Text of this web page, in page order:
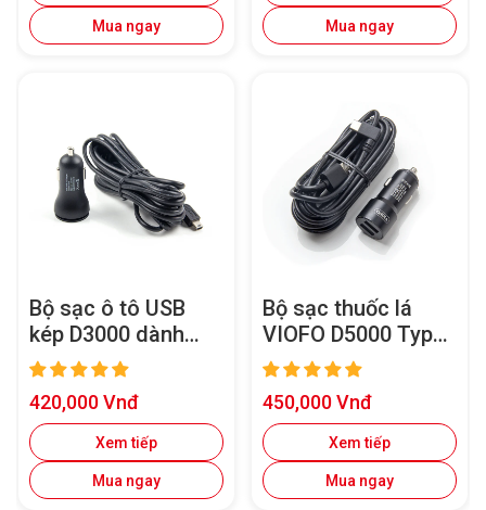
Mua ngay Mua ngay
Bộ sạc ô tô USB
kép D3000 dành
cho A129 Pro /
A129 Pro Duo và
A129 Plus / A129
Plus Duo
Giá
bán
420,000 Vnđ
Xem tiếp
Mua ngay
Bộ sạc thuốc lá
VIOFO D5000 Type-
C Dual USB dành
cho
A119Mini2/A229
Plus/A229
Pro/A139/A139
Pro/T130
Giá
bán
450,000 Vnđ
Xem tiếp
Mua ngay